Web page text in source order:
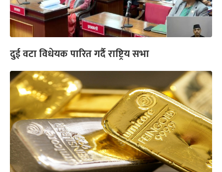
दुई वटा विधेयक पारित गर्दै राष्ट्रिय सभा